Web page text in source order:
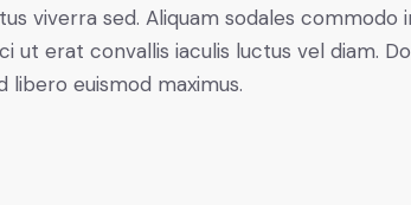
viverra sed. Aliquam sodales
ut erat convallis iaculis luctus vel diam.
euismod maximus.